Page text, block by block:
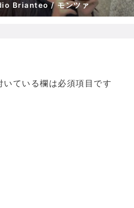
Brianteo / モンツァ
いている欄は必須項目です